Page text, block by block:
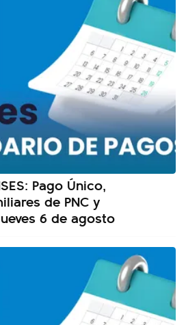
Pago Único,
de PNC y
6 de agosto